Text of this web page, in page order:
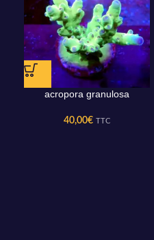
acropora granulosa
40,00€ TTC